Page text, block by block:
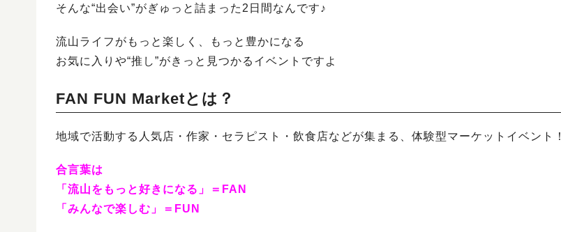
そんな“出会い”がぎゅっと詰まった2日間なんです♪
流山ライフがもっと楽しく、もっと豊かになる
お気に入りや“推し”がきっと見つかるイベントですよ
FAN FUN Marketとは？
地域で活動する人気店・作家・セラピスト・飲食店などが集まる、体験型マーケットイベント！
合言葉は
「流山をもっと好きになる」＝FAN
「みんなで楽しむ」＝FUN